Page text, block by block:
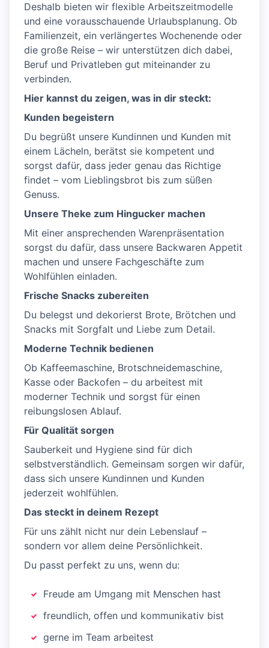
Deshalb bieten wir flexible Arbeitszeitmodelle
und eine vorausschauende Urlaubsplanung. Ob
Familienzeit, ein verlängertes Wochenende oder
die große Reise – wir unterstützen dich dabei,
Beruf und Privatleben gut miteinander zu
verbinden.
Hier kannst du zeigen, was in dir steckt:
Kunden begeistern
Du begrüßt unsere Kundinnen und Kunden mit
einem Lächeln, berätst sie kompetent und
sorgst dafür, dass jeder genau das Richtige
findet – vom Lieblingsbrot bis zum süßen
Genuss.
Unsere Theke zum Hingucker machen
Mit einer ansprechenden Warenpräsentation
sorgst du dafür, dass unsere Backwaren Appetit
machen und unsere Fachgeschäfte zum
Wohlfühlen einladen.
Frische Snacks zubereiten
Du belegst und dekorierst Brote, Brötchen und
Snacks mit Sorgfalt und Liebe zum Detail.
Moderne Technik bedienen
Ob Kaffeemaschine, Brotschneidemaschine,
Kasse oder Backofen – du arbeitest mit
moderner Technik und sorgst für einen
reibungslosen Ablauf.
Für Qualität sorgen
Sauberkeit und Hygiene sind für dich
selbstverständlich. Gemeinsam sorgen wir dafür,
dass sich unsere Kundinnen und Kunden
jederzeit wohlfühlen.
Das steckt in deinem Rezept
Für uns zählt nicht nur dein Lebenslauf –
sondern vor allem deine Persönlichkeit.
Du passt perfekt zu uns, wenn du:
Freude am Umgang mit Menschen hast
freundlich, offen und kommunikativ bist
gerne im Team arbeitest